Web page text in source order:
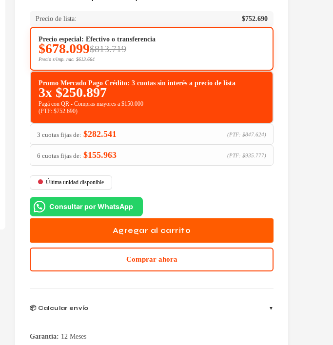
Precio de lista: $752.690
Precio especial: Efectivo o transferencia
$678.099$813.719
Precio s/imp. nac. $613.664
Promo Mercado Pago Crédito: 3 cuotas sin interés a precio de lista
3x $250.897
Pagá con QR - Compras mayores a $150.000
(PTF: $752.690)
3 cuotas fijas de: $282.541 (PTF: $847.624)
6 cuotas fijas de: $155.963 (PTF: $935.777)
Última unidad disponible
Consultar por WhatsApp
Agregar al carrito
Comprar ahora
📦 Calcular envío
Garantía: 12 Meses